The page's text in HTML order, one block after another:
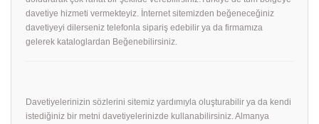
davetiye hizmeti vermekteyiz. İnternet sitemizden beğeneceğiniz
davetiyeyi dilerseniz telefonla sipariş edebilir ya da firmamıza
gelerek kataloglardan Beğenebilirsiniz.
Davetiyelerinizin sözlerini sitemiz yardımıyla oluşturabilir ya da kendi
istediğiniz bir metni davetiyelerinizde kullanabilirsiniz. Almanya